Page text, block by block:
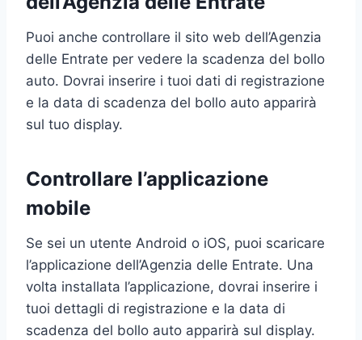
Puoi anche controllare il sito web dell’Agenzia
delle Entrate per vedere la scadenza del bollo
auto. Dovrai inserire i tuoi dati di registrazione
e la data di scadenza del bollo auto apparirà
sul tuo display.
Controllare l’applicazione
mobile
Se sei un utente Android o iOS, puoi scaricare
l’applicazione dell’Agenzia delle Entrate. Una
volta installata l’applicazione, dovrai inserire i
tuoi dettagli di registrazione e la data di
scadenza del bollo auto apparirà sul display.